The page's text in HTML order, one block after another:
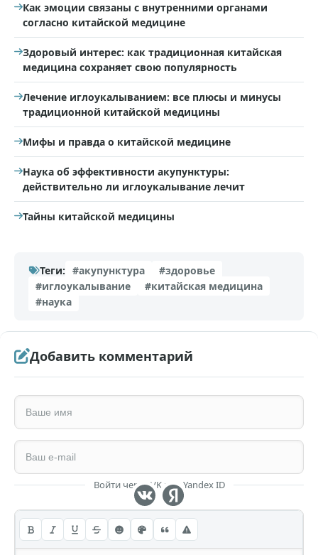
Как эмоции связаны с внутренними органами
согласно китайской медицине
Здоровый интерес: как традиционная китайская
медицина сохраняет свою популярность
Лечение иглоукалыванием: все плюсы и минусы
традиционной китайской медицины
Мифы и правда о китайской медицине
Наука об эффективности акупунктуры:
действительно ли иглоукалывание лечит
Тайны китайской медицины
Теги: #акупунктура
#здоровье
#иглоукалывание
#китайская медицина
#наука
Добавить комментарий
Войти через VK или Yandex ID